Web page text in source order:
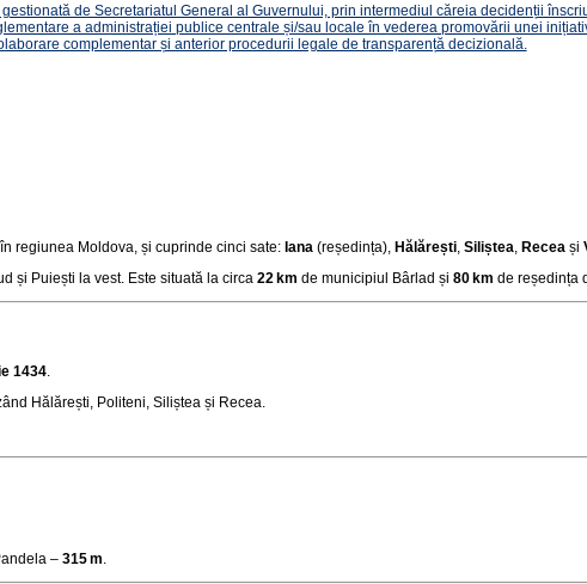
de Secretariatul General al Guvernului, prin intermediul căreia decidenții
a administrației publice centrale și/sau locale în vederea promovării unei
complementar și anterior procedurii legale de transparență decizională.
regiunea Moldova, și cuprinde cinci sate: Iana (reședința), Hălărești Siliștea Recea și
și Puiești la vest. Este situată la circa 22 km de municipiul Bârlad și 80 km de reședința
1434.
Hălărești, Politeni, Siliștea și Recea.
– 315 m.